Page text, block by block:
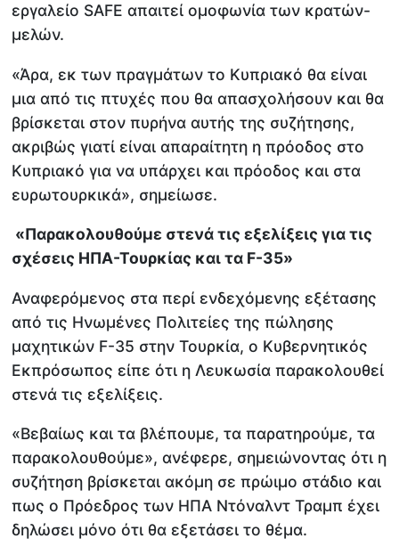
εργαλείο SAFE απαιτεί ομοφωνία των κρατών-
μελών.
«Άρα, εκ των πραγμάτων το Κυπριακό θα είναι
μια από τις πτυχές που θα απασχολήσουν και θα
βρίσκεται στον πυρήνα αυτής της συζήτησης,
ακριβώς γιατί είναι απαραίτητη η πρόοδος στο
Κυπριακό για να υπάρχει και πρόοδος και στα
ευρωτουρκικά», σημείωσε.
«Παρακολουθούμε στενά τις εξελίξεις για τις
σχέσεις ΗΠΑ-Τουρκίας και τα F-35»
Αναφερόμενος στα περί ενδεχόμενης εξέτασης
από τις Ηνωμένες Πολιτείες της πώλησης
μαχητικών F-35 στην Τουρκία, ο Κυβερνητικός
Εκπρόσωπος είπε ότι η Λευκωσία παρακολουθεί
στενά τις εξελίξεις.
«Βεβαίως και τα βλέπουμε, τα παρατηρούμε, τα
παρακολουθούμε», ανέφερε, σημειώνοντας ότι η
συζήτηση βρίσκεται ακόμη σε πρώιμο στάδιο και
πως ο Πρόεδρος των ΗΠΑ Ντόναλντ Τραμπ έχει
δηλώσει μόνο ότι θα εξετάσει το θέμα.